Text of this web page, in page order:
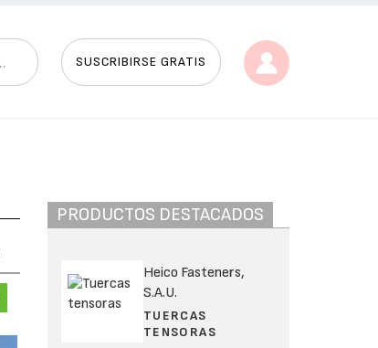
SUSCRIBIRSE GRATIS
PRODUCTOS DESTACADOS
Heico Fasteners,
S.A.U.
TUERCAS
TENSORAS